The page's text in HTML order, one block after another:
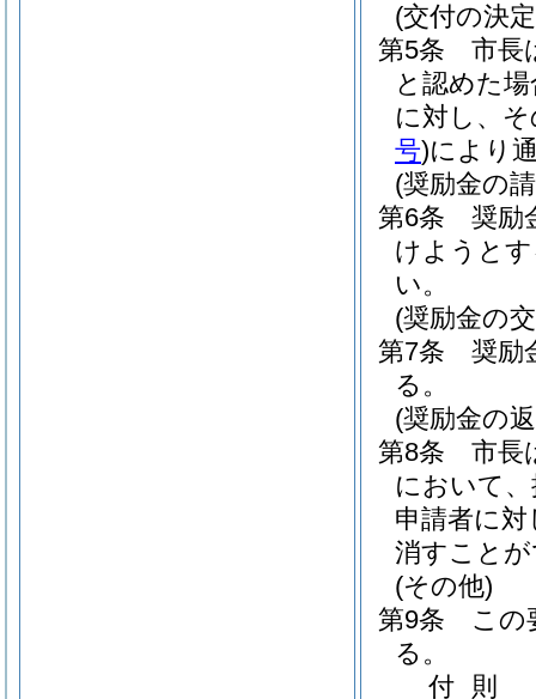
(交付の決
第5条
市長
と認めた
に対し、
号)により
(奨励金の
第6条
奨励
けようと
い。
(奨励金の
第7条
奨励
る。
(奨励金の
第8条
市長
において
申請者に
消すこと
(その他)
第9条
この
る。
付 則